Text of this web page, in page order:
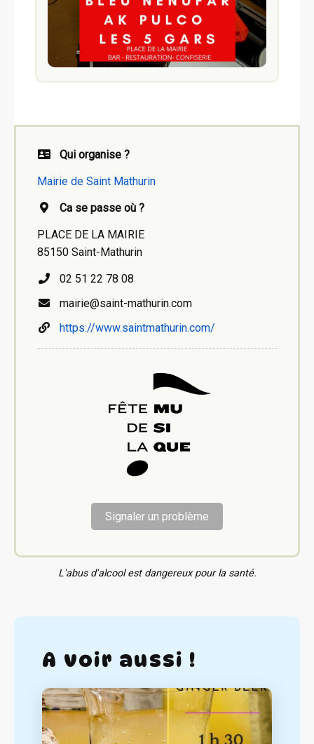
Qui organise ?
Mairie de Saint Mathurin
Ca se passe où ?
PLACE DE LA MAIRIE
85150 Saint-Mathurin
02 51 22 78 08
mairie@saint-mathurin.com
https://www.saintmathurin.com/
Signaler un problème
L'abus d'alcool est dangereux pour la santé.
A voir aussi !